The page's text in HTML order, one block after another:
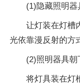
(1)隐藏照明器
让灯装在灯槽
光依靠漫反射的方
(2)照明器具朝
将灯具装在灯